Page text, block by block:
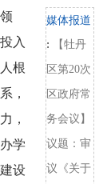
入
根
，
，
学
设
媒体报道
: 【牡丹
区第20次
区政府常
务会议】
议题：审
议《关于